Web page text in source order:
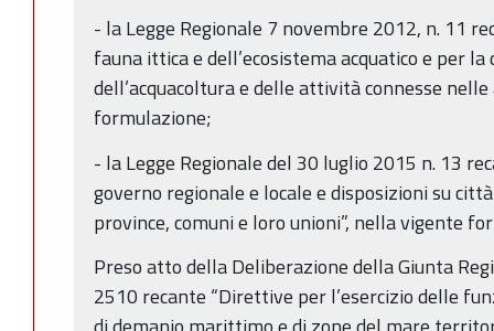
- la Legge Regionale 7 novembre 2012, n. 11
fauna ittica e dell’ecosistema acquatico e per
dell’acquacoltura e delle attività connesse
formulazione;
- la Legge Regionale del 30 luglio 2015 n. 13
governo regionale e locale e disposizioni su
province, comuni e loro unioni”, nella vigente
Preso atto della Deliberazione della Giunta
2510 recante “Direttive per l’esercizio delle